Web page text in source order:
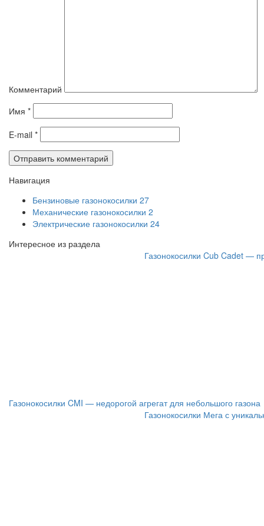
Комментарий
Имя *
E-mail *
Навигация
Бензиновые газонокосилки 27
Механические газонокосилки 2
Электрические газонокосилки 24
Интересное из раздела
Газонокосилки Cub Cadet —
Газонокосилки CMI — недорогой агрегат для небольшого газона
Газонокосилки Мега с